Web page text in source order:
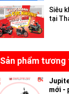
Siêu
tại
Sản phẩm
mới -